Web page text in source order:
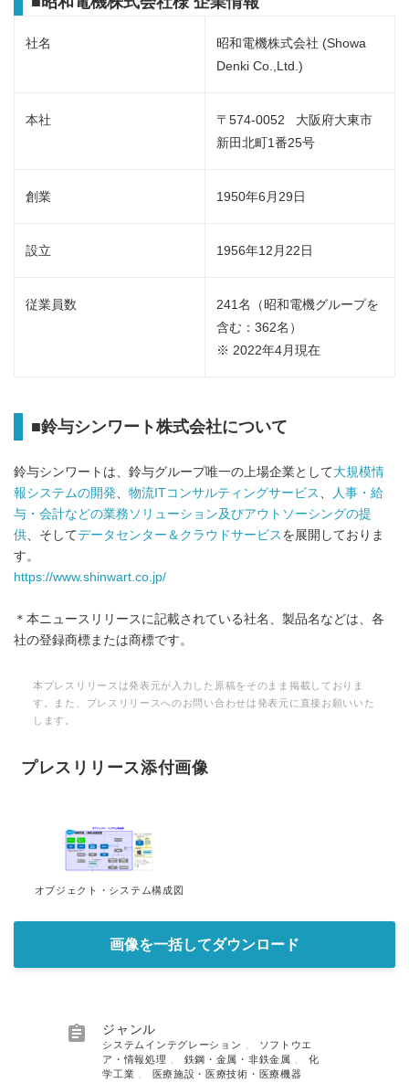
社名
昭和電機株式会社 (Showa
Denki Co.,Ltd.)
本社
〒574-0052 大阪府大東市
新田北町1番25号
創業 1950年6月29日
設立 1956年12月22日
従業員数
241名（昭和電機グループを
含む：362名）
※ 2022年4月現在
■鈴与シンワート株式会社について
鈴与シンワートは、鈴与グループ唯一の上場企業として大規模情
報システムの開発、 物流ITコンサルティングサービス 、
人事・給
与・会計などの業務ソリューション及びアウトソーシングの提
供、そしてデータセンター＆クラウドサービス を展開しておりま
す。
https://www.shinwart.co.jp/
＊本ニュースリリースに記載されている社名、製品名などは、各
社の登録商標または商標です。
本プレスリリースは発表元が入力した原稿をそのまま掲載しておりま
す。また、プレスリリースへのお問い合わせは発表元に直接お願いいた
します。
プレスリリース添付画像
オブジェクト・システム構成図
画像を一括してダウンロード
 ジャンル
システムインテグレーション
ソフトウエ
ア・情報処理
鉄鋼・金属・非鉄金属
化
学工業
医療施設・医療技術・医療機器